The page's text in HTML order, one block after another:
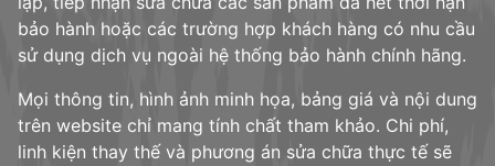
bảo hành hoặc các trường hợp khách hàng có nhu cầu
sử dụng dịch vụ ngoài hệ thống bảo hành chính hãng.
Mọi thông tin, hình ảnh minh họa, bảng giá và nội dung
trên website chỉ mang tính chất tham khảo. Chi phí,
linh kiện thay thế và phương án sửa chữa thực tế sẽ